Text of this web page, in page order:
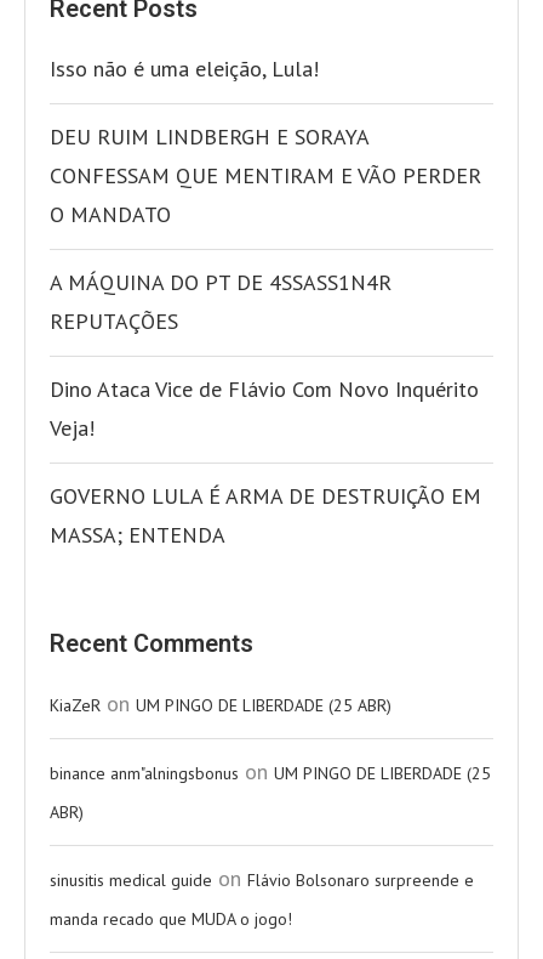
Recent Posts
Isso não é uma eleição, Lula!
DEU RUIM LINDBERGH E SORAYA
CONFESSAM QUE MENTIRAM E VÃO PERDER
O MANDATO
A MÁQUINA DO PT DE 4SSASS1N4R
REPUTAÇÕES
Dino Ataca Vice de Flávio Com Novo Inquérito
Veja!
GOVERNO LULA É ARMA DE DESTRUIÇÃO EM
MASSA; ENTENDA
Recent Comments
KiaZeR on UM PINGO DE LIBERDADE (25 ABR)
binance anm"alningsbonus on UM PINGO DE LIBERDADE (25
ABR)
sinusitis medical guide on Flávio Bolsonaro surpreende e
manda recado que MUDA o jogo!